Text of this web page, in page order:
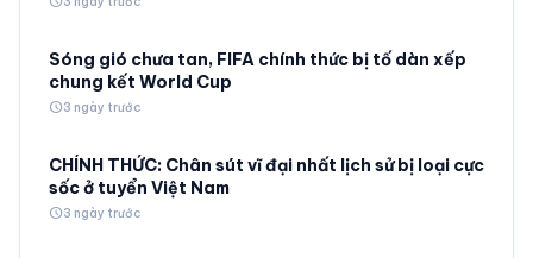
Sóng gió chưa tan, FIFA chính thức bị tố dàn xếp
chung kết World Cup
schedule3 ngày trước
CHÍNH THỨC: Chân sút vĩ đại nhất lịch sử bị loại cực
sốc ở tuyển Việt Nam
schedule3 ngày trước